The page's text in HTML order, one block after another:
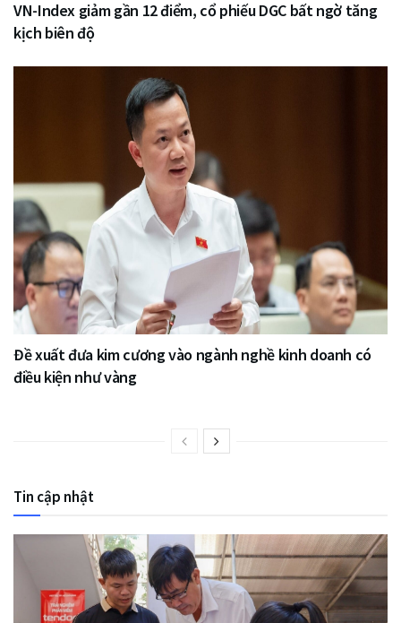
VN-Index giảm gần 12 điểm, cổ phiếu DGC bất ngờ tăng
kịch biên độ
Đề xuất đưa kim cương vào ngành nghề kinh doanh có
điều kiện như vàng
Tin cập nhật